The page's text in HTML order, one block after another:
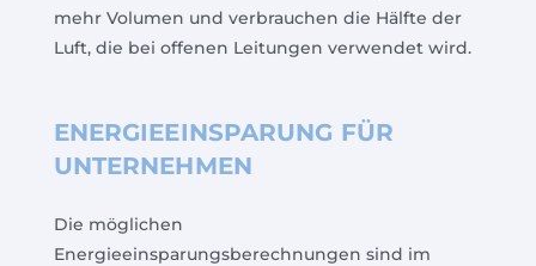
mehr Volumen und verbrauchen die Hälfte der
Luft, die bei offenen Leitungen verwendet wird.
ENERGIEEINSPARUNG FÜR
UNTERNEHMEN
Die möglichen
Energieeinsparungsberechnungen sind im